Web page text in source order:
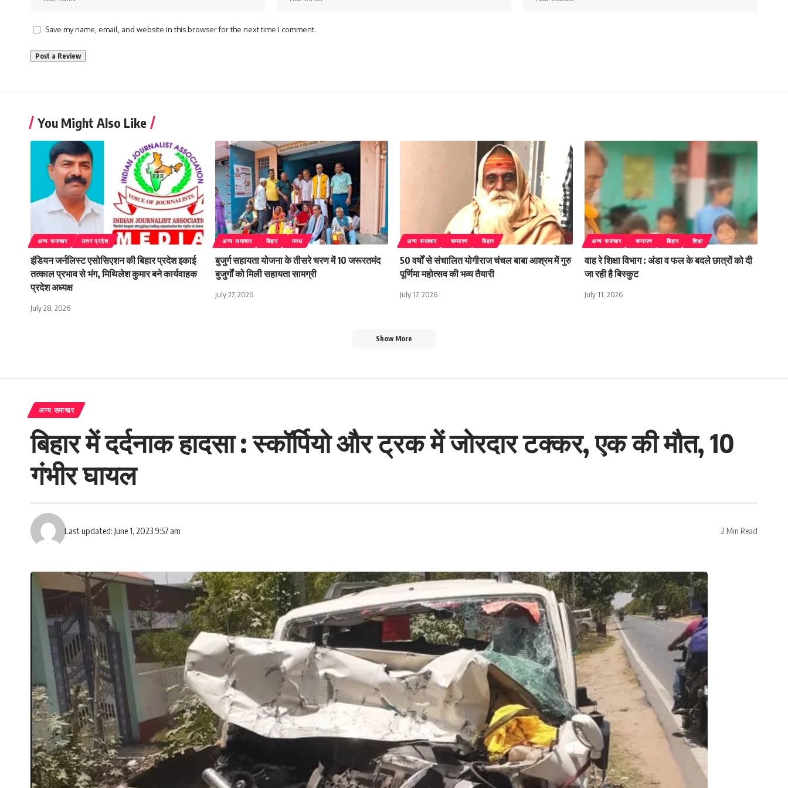
Save my name, email, and website in this browser for the next time I comment.
You Might Also Like
अन्य समाचार उत्तर प्रदेश
इंडियन जर्नलिस्ट एसोसिएशन की बिहार प्रदेश इकाई
तत्काल प्रभाव से भंग, मिथिलेश कुमार बने कार्यवाहक
प्रदेश अध्यक्ष
July 28, 2026
अन्य समाचार बिहार मगध
बुजुर्ग सहायता योजना के तीसरे चरण में 10 जरूरतमंद
बुजुर्गों को मिली सहायता सामग्री
July 27, 2026
अन्य समाचार चम्पारण बिहार
50 वर्षों से संचालित योगीराज चंचल बाबा आश्रम में गुरु
पूर्णिमा महोत्सव की भव्य तैयारी
July 17, 2026
अन्य समाचार चम्पारण बिहार शिक्षा
वाह रे शिक्षा विभाग : अंडा व फल के बदले छात्रों को दी
जा रही है बिस्कुट
July 11, 2026
Show More
अन्य समाचार
बिहार मेें दर्दनाक हादसा : स्कॉर्पियो और ट्रक में जोरदार टक्कर, एक की मौत, 10
गंभीर घायल
Last updated: June 1, 2023 9:57 am 2 Min Read